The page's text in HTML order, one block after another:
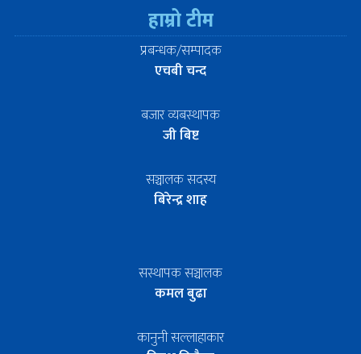
हाम्रो टीम
प्रबन्धक/सम्पादक
एचबी चन्द
बजार व्यबस्थापक
जी बिष्ट
सञ्चालक सदस्य
बिरेन्द्र शाह
सस्थापक सञ्चालक
कमल बुढा
कानुनी सल्लाहाकार